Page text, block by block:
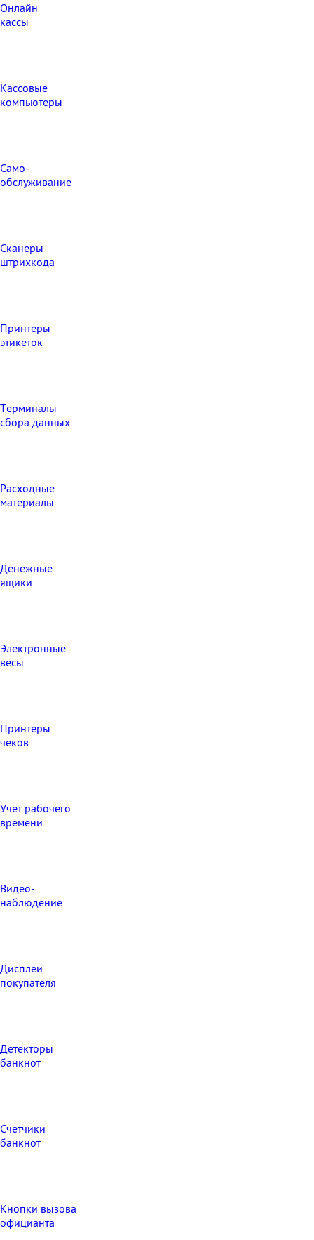
Онлайн
кассы
Кассовые
компьютеры
Само-
обслуживание
Сканеры
штрихкода
Принтеры
этикеток
Терминалы
сбора данных
Расходные
материалы
Денежные
ящики
Электронные
весы
Принтеры
чеков
Учет рабочего
времени
Видео‑
наблюдение
Дисплеи
покупателя
Детекторы
банкнот
Счетчики
банкнот
Кнопки вызова
официанта